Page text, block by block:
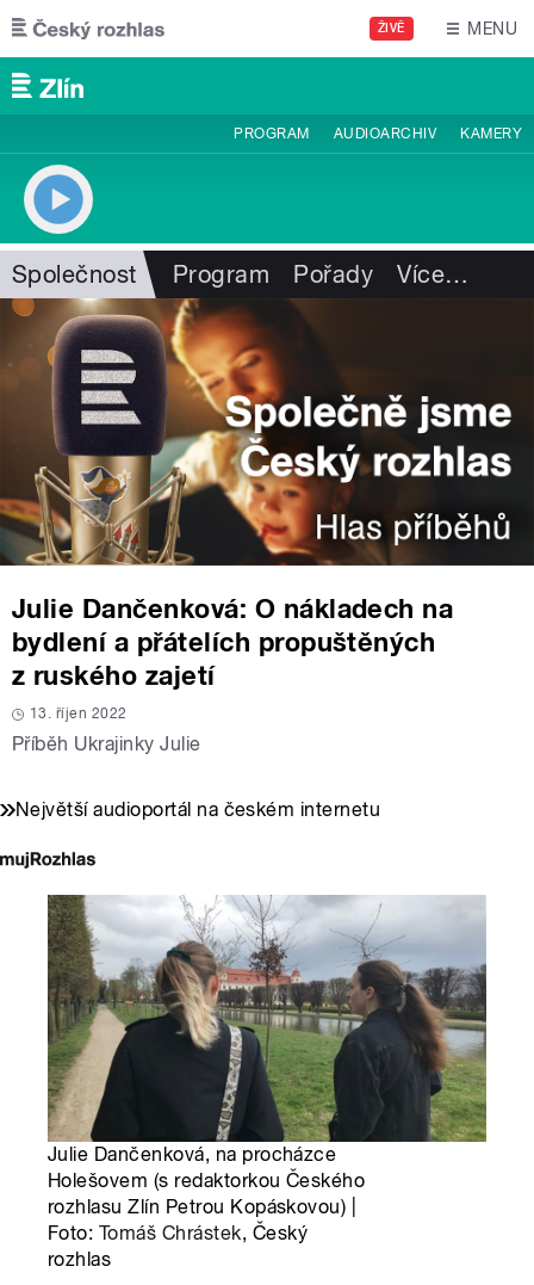
Přejít k hlavnímu obsahu
ŽIVĚ MENU
PROGRAM AUDIOARCHIV KAMERY
Společnost Program Pořady Více…
Julie Dančenková: O nákladech na
bydlení a přátelích propuštěných
z ruského zajetí
13. říjen 2022
Příběh Ukrajinky Julie
Největší audioportál na českém internetu
Julie Dančenková, na procházce
Holešovem (s redaktorkou Českého
rozhlasu Zlín Petrou Kopáskovou) |
Foto: Tomáš Chrástek, Český
rozhlas